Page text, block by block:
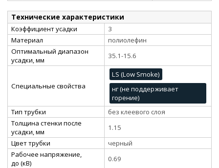
Технические характеристики
Коэффициент усадки
3
Материал
полиолефин
Оптимальный диапазон
усадки, мм
35.1-15.6
Специальные свойства
LS (Low Smoke)
нг (не поддерживает
горение)
Тип трубки
без клеевого слоя
Толщина стенки после
усадки, мм
1.15
Цвет трубки
черный
Рабочее напряжение,
до (кВ)
0.69